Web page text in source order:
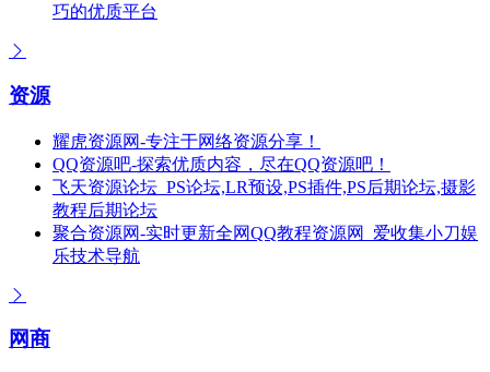
巧的优质平台
资源
耀虎资源网-专注于网络资源分享！
QQ资源吧-探索优质内容，尽在QQ资源吧！
飞天资源论坛_PS论坛,LR预设,PS插件,PS后期论坛,摄影
教程后期论坛
聚合资源网-实时更新全网QQ教程资源网_爱收集小刀娱
乐技术导航
网商